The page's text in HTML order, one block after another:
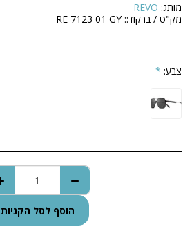
מותג: REVO
מק"ט / ברקוד:: RE 7123 01 GY
צבע: *
הוסף לסל הקניות